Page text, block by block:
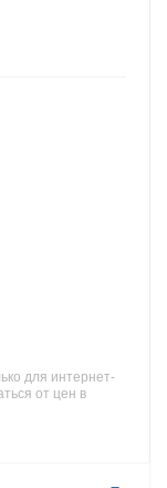
для интернет-
от цен в